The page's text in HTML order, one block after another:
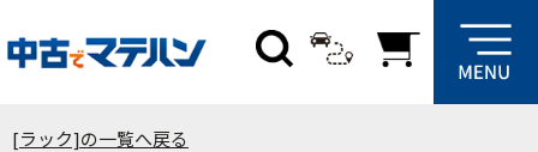
[ラック]の一覧へ戻る